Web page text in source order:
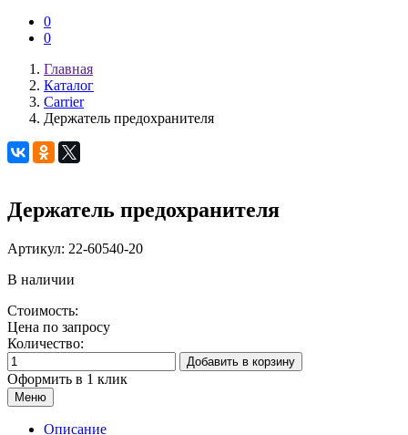
0
0
Главная
Каталог
Carrier
Держатель предохранителя
Держатель предохранителя
Артикул: 22-60540-20
В наличии
Стоимость:
Цена по запросу
Количество:
Добавить в корзину
Оформить в 1 клик
Меню
Описание